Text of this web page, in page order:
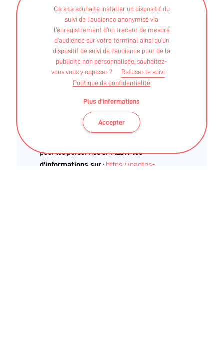
Ce site souhaite installer un dispositif du
suivi de l’audience anonymisé via
l’enregistrement d’un traceur de mesure
d’audience sur votre terminal ainsi qu’un
dispositif de suivi de l’audience pour de la
publicité non personnalisée, souhaitez-
vous vous y opposer ?
Refuser le suivi
Politique de confidentialité
Plus d'informations
Accepter
THÉRÈSE SCHMID
DEJEPS - Perfectionnement sportif - Natation course
BEES - 1° natation - BEESAN
pour les personnes en ALD.Plus
d'informations sur: https://nantes-